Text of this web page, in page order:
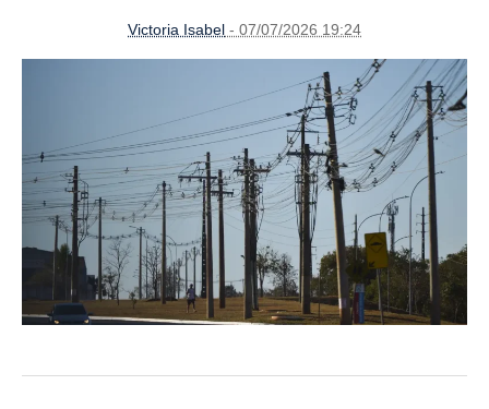
Victoria Isabel - 07/07/2026 19:24